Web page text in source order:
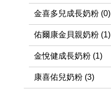
金喜多兒成長奶粉 (0)
佑爾康金貝親奶粉 (1)
金悅健成長奶粉 (1)
康喜佑兒奶粉 (3)